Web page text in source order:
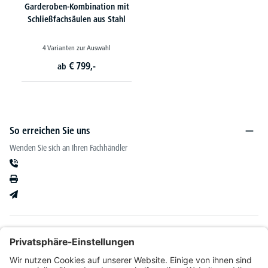
Garderoben-Kombination mit
Schließfachsäulen aus Stahl
4 Varianten zur Auswahl
ab € 799,-
So erreichen Sie uns
Wenden Sie sich an Ihren Fachhändler
Kataloge & mehr